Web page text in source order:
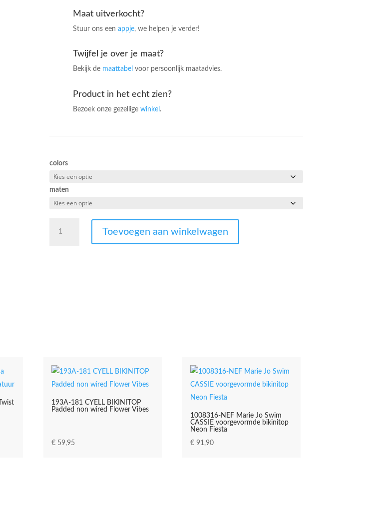
Maat uitverkocht?
Stuur ons een appje, we helpen je verder!
Twijfel je over je maat?
Bekijk de maattabel voor persoonlijk maatadvies.
Product in het echt zien?
Bezoek onze gezellige winkel .
colors
maten
74258-
Toevoegen aan winkelwagen
193A-181 CYELL BIKINITOP
Padded non wired Flower Vibes
€ 59,95
1008316-NEF Marie Jo Swim
CASSIE voorgevormde bikinitop
Neon Fiesta
€ 91,90